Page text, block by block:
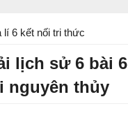
lí 6 kết nối tri thức
lịch sử 6 bài
nguyên thủy